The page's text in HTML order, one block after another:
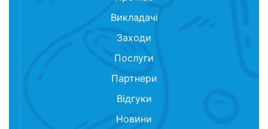
Викладачі
Заходи
Послуги
Партнери
Відгуки
Новини